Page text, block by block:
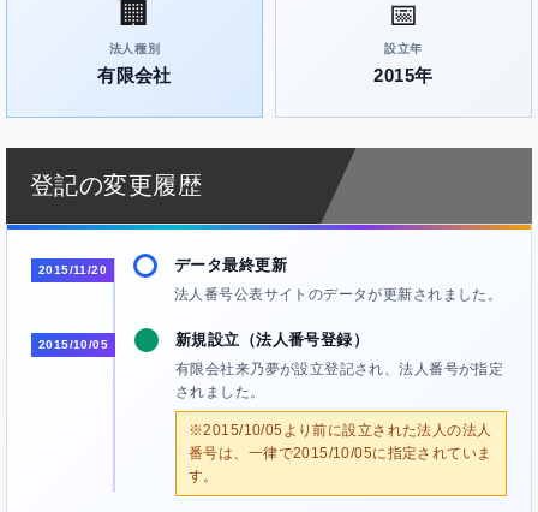
🏢
法人種別
有限会社
📅
設立年
2015年
登記の変更履歴
2015/11/20 データ最終更新
法人番号公表サイトのデータが更新されました。
2015/10/05 新規設立（法人番号登録）
有限会社来乃夢が設立登記され、法人番号が指定
されました。
※2015/10/05より前に設立された法人の法人
番号は、一律で2015/10/05に指定されていま
す。